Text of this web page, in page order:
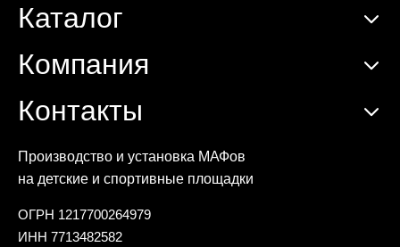
Производство и установка МАФов
на детские и спортивные площадки
ОГРН 1217700264979
ИНН 7713482582
Каталог
Компания
Контакты